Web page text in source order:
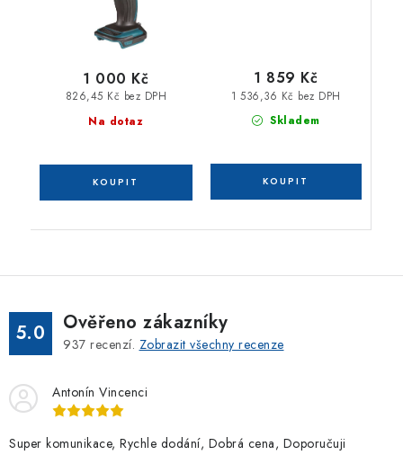
Na dotaz
826,45 Kč bez DPH
1 000 Kč
Skladem
1 536,36 Kč bez DPH
1 859 Kč
5.0 Ověřeno zákazníky
937 recenzí. Zobrazit všechny recenze
Antonín Vincenci
Super komunikace, Rychle dodání, Dobrá cena, Doporučuji